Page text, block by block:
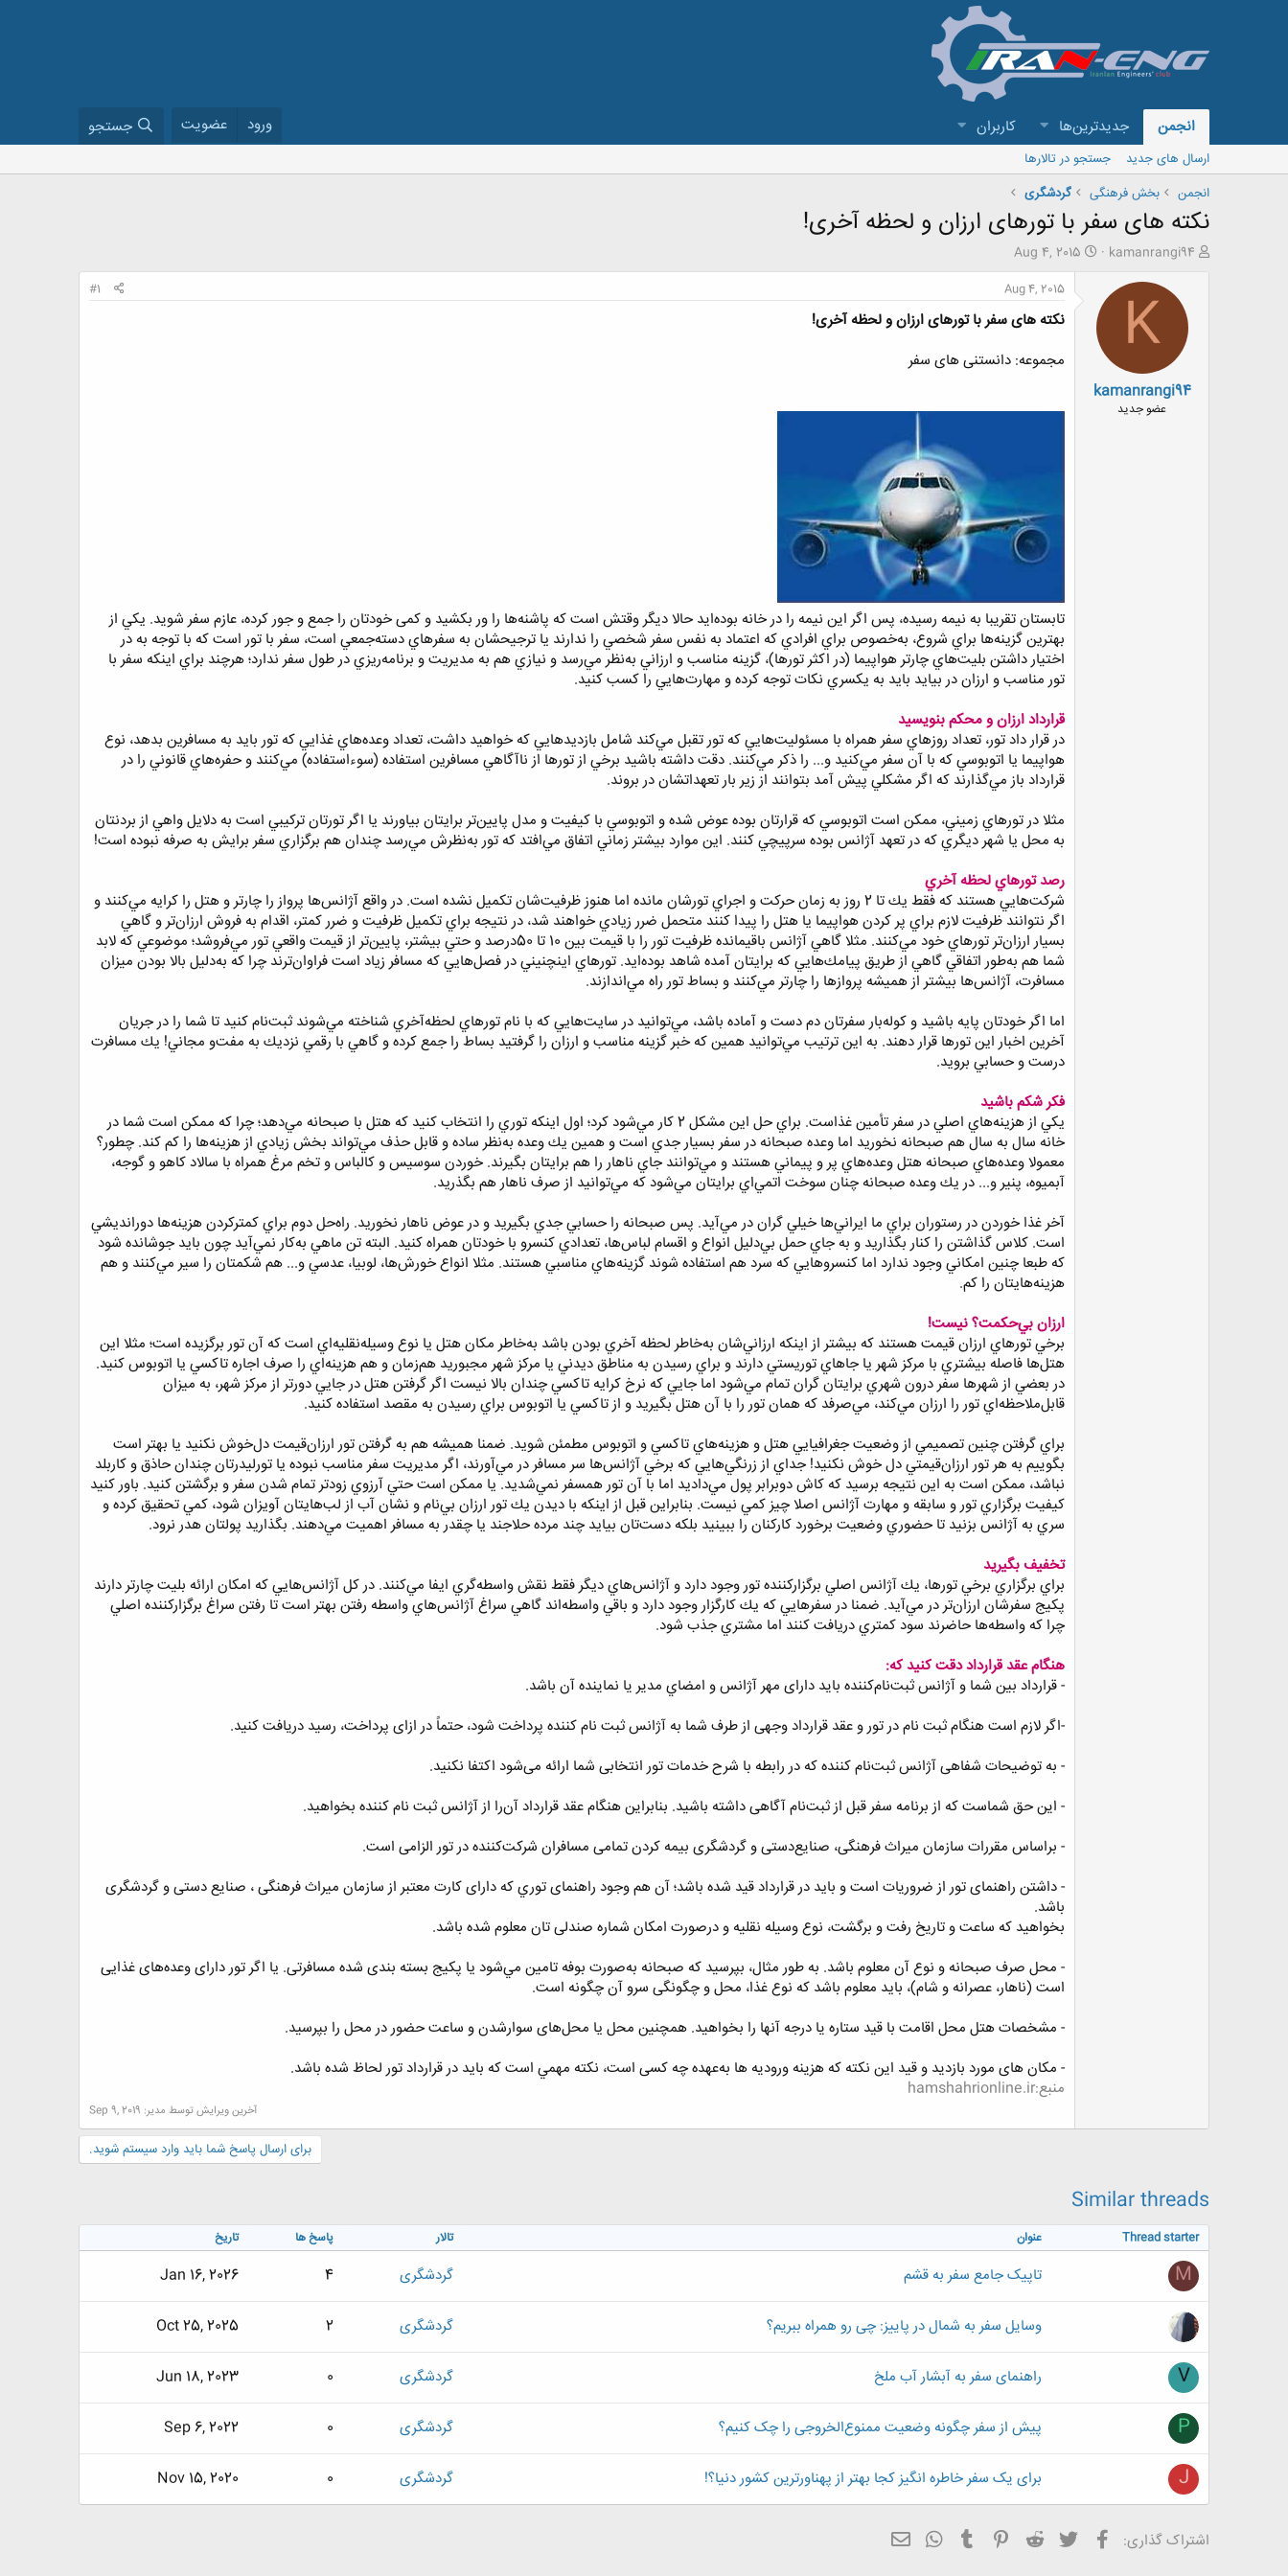
انجمن جدیدترین‌ها کاربران ورود عضویت جستجو
ارسال های جدید
جستجو در تالارها
انجمن
بخش فرهنگی گردشگری
نکته های سفر با تورهای ارزان و لحظه آخری!
ش
ه
kamanrangi94
ت
ی
Aug 4, 2015
K
kamanrangi94
عضو جدید
Aug 4, 2015
#1
نکته های سفر با تورهای ارزان و لحظه آخری!
مجموعه: دانستنی های سفر
تابستان تقریبا به نیمه رسیده، پس اگر این نیمه را در خانه بوده‌اید حالا دیگر وقتش است که پاشنه‌ها را ور بکشید و کمی خودتان را جمع و جور کرده، عازم سفر شوید. يكي از
بهترين گزينه‌ها براي شروع، به‌خصوص براي افرادي كه اعتماد به نفس سفر شخصي را ندارند يا ترجيحشان به سفرهاي دسته‌جمعي است، سفر با تور است كه با توجه به در
اختيار داشتن بليت‌هاي چارتر هواپيما (در اكثر تورها)، گزينه مناسب و ارزاني به‌نظر مي‌رسد و نيازي هم به مديريت و برنامه‌ريزي در طول سفر ندارد؛ هرچند براي اينكه سفر با
تور مناسب و ارزان در بيايد بايد به يكسري نكات توجه كرده و مهارت‌هايي را كسب كنيد.
قرارداد ارزان و محكم بنويسيد
در قرار داد تور، تعداد روزهاي سفر همراه با مسئوليت‌هايي كه تور تقبل مي‌كند شامل بازديدهايي كه خواهيد داشت، تعداد وعده‌هاي غذايي كه تور بايد به مسافرين بدهد، نوع
هواپيما يا اتوبوسي كه با آن سفر مي‌كنيد و... را ذكر مي‌كنند. دقت داشته باشيد برخي از تورها از ناآگاهي مسافرين استفاده (سوءاستفاده) مي‌كنند و حفره‌هاي قانوني را در
قرارداد باز مي‌گذارند كه اگر مشكلي پيش آمد بتوانند از زير بار تعهداتشان در بروند.
مثلا در تورهاي زميني، ممكن است اتوبوسي كه قرارتان بوده عوض شده و اتوبوسي با كيفيت و مدل پايين‌تر برايتان بياورند يا اگر تورتان تركيبي است به دلايل واهي از بردنتان
به محل يا شهر ديگري كه در تعهد آژانس بوده سرپيچي كنند. اين موارد بيشتر زماني اتفاق مي‌افتد كه تور به‌نظرش مي‌رسد چندان هم برگزاري سفر برايش به صرفه نبوده است!
رصد تورهاي لحظه آخري
شركت‌هايي هستند كه فقط يك تا 2 روز به زمان حركت و اجراي تورشان مانده اما هنوز ظرفيت‌شان تكميل نشده است. در واقع آژانس‌ها پرواز را چارتر و هتل را كرايه مي‌كنند و
اگر نتوانند ظرفيت لازم براي پر كردن هواپيما يا هتل را پيدا كنند متحمل ضرر زيادي خواهند شد، در نتيجه براي تكميل ظرفيت و ضرر كمتر، اقدام به فروش ارزان‌تر و گاهي
بسيار ارزان‌تر تورهاي خود مي‌كنند. مثلا گاهي آژانس باقيمانده ظرفيت تور را با قيمت بين 10 تا 50درصد و حتي بيشتر، پايين‌تر از قيمت واقعي تور مي‌فروشد؛ موضوعي كه لابد
شما هم به‌طور اتفاقي گاهي از طريق پيامك‌هايي كه برايتان آمده شاهد بوده‌ايد. تورهاي اينچنيني در فصل‌هايي كه مسافر زياد است فراوان‌ترند چرا كه به‌دليل بالا بودن ميزان
مسافرت، آژانس‌ها بيشتر از هميشه پرواز‌ها را چارتر مي‌كنند و بساط تور راه مي‌اندازند.
اما اگر خودتان پايه باشيد و كوله‌بار سفرتان دم دست و آماده باشد، مي‌توانيد در سايت‌هايي كه با نام تورهاي لحظه‌آخري شناخته مي‌شوند ثبت‌نام كنيد تا شما را در جريان
آخرين اخبار اين تورها قرار دهند. به اين ترتيب مي‌توانيد همين كه خبر گزينه مناسب و ارزان را گرفتيد بساط را جمع كرده و گاهي با رقمي نزديك به مفت‌و مجاني! يك مسافرت
درست و حسابي برويد.
فكر شكم باشيد
يكي از هزينه‌هاي اصلي در سفر تأمين غذاست. براي حل اين مشكل 2 كار مي‌شود كرد؛ اول اينكه توري را انتخاب كنيد كه هتل با صبحانه مي‌دهد؛ چرا كه ممكن است شما در
خانه سال به سال هم صبحانه نخوريد اما وعده صبحانه در سفر بسيار جدي است و همين يك وعده به‌نظر ساده و قابل حذف مي‌تواند بخش زيادي از هزينه‌ها را كم كند. چطور؟
معمولا وعده‌هاي صبحانه هتل وعده‌هاي پر و پيماني هستند و مي‌توانند جاي ناهار را هم برايتان بگيرند. خوردن سوسيس و كالباس و تخم مرغ همراه با سالاد كاهو و گوجه،
آبميوه، پنير و... در يك وعده صبحانه چنان سوخت اتمي‌اي برايتان مي‌شود كه مي‌توانيد از صرف ناهار هم بگذريد.
آخر غذا خوردن در رستوران براي ما ايراني‌ها خيلي گران در مي‌آيد. پس صبحانه را حسابي جدي بگيريد و در عوض ناهار نخوريد. راه‌حل دوم براي كمتركردن هزينه‌ها دورانديشي
است. كلاس گذاشتن را كنار بگذاريد و به جاي حمل بي‌دليل انواع و اقسام لباس‌ها، تعدادي كنسرو با خودتان همراه كنيد. البته تن ماهي به‌كار نمي‌آيد چون بايد جوشانده شود
كه طبعا چنين امكاني وجود ندارد اما كنسروهايي كه سرد هم استفاده شوند گزينه‌هاي مناسبي هستند. مثلا انواع خورش‌ها، لوبيا، عدسي و... هم شكمتان را سير مي‌كنند و هم
هزينه‌هايتان را كم.
ارزان بي‌حكمت؟ نيست!
برخي تورهاي ارزان قيمت هستند كه بيشتر از اينكه ارزاني‌شان به‌خاطر لحظه آخري بودن باشد به‌خاطر مكان هتل يا نوع وسيله‌نقليه‌اي است كه آن تور برگزيده است؛ مثلا اين
هتل‌ها فاصله بيشتري با مركز شهر يا جاهاي توريستي دارند و براي رسيدن به مناطق ديدني يا مركز شهر مجبوريد هم‌زمان و هم هزينه‌اي را صرف اجاره تاكسي يا اتوبوس كنيد.
در بعضي از شهرها سفر درون شهري برايتان گران تمام مي‌شود اما جايي كه نرخ كرايه تاكسي چندان بالا نيست اگر گرفتن هتل در جايي دورتر از مركز شهر، به ميزان
قابل‌ملاحظه‌اي تور را ارزان مي‌كند، مي‌صرفد كه همان تور را با آن هتل بگيريد و از تاكسي يا اتوبوس براي رسيدن به مقصد استفاده كنيد.
براي گرفتن چنين تصميمي از وضعيت جغرافيايي هتل و هزينه‌هاي تاكسي و اتوبوس مطمئن شويد. ضمنا هميشه هم به گرفتن تور ارزان‌قيمت دل‌خوش نكنيد يا بهتر است
بگوييم به هر تور ارزان‌قيمتي دل خوش نكنيد! جداي از زرنگي‌هايي كه برخي آژانس‌ها سر مسافر در مي‌آورند، اگر مديريت سفر مناسب نبوده يا تورليدرتان چندان حاذق و كاربلد
نباشد، ممكن است به اين نتيجه برسيد كه كاش دوبرابر پول مي‌داديد اما با آن تور همسفر نمي‌شديد. يا ممكن است حتي آرزوي زودتر تمام شدن سفر و برگشتن كنيد. باور كنيد
كيفيت برگزاري تور و سابقه و مهارت آژانس اصلا چيز كمي نيست. بنابراين قبل از اينكه با ديدن يك تور ارزان بي‌نام و نشان آب از لب‌هايتان آويزان شود، كمي تحقيق كرده و
سري به آژانس بزنيد تا حضوري وضعيت برخورد كاركنان را ببينيد بلكه دست‌تان بيايد چند مرده حلاجند يا چقدر به مسافر اهميت مي‌دهند. بگذاريد پولتان هدر نرود.
تخفيف بگيريد
براي برگزاري برخي تورها، يك آژانس اصلي برگزار‌كننده تور وجود دارد و آژانس‌هاي ديگر فقط نقش واسطه‌گري ايفا مي‌كنند. در كل آژانس‌هايي كه امكان ارائه بليت چارتر دارند
پكيج سفرشان ارزان‌تر در مي‌آيد. ضمنا در سفرهايي كه يك كارگزار وجود دارد و باقي واسطه‌اند گاهي سراغ آژانس‌هاي واسطه رفتن بهتر است تا رفتن سراغ برگزار‌كننده اصلي
چرا كه واسطه‌ها حاضرند سود كمتري دريافت كنند اما مشتري جذب شود.
هنگام عقد قرارداد دقت كنيد كه:
- قرارداد بین شما و آژانس ثبت‌نام‌کننده باید دارای مهر آژانس و امضاي مدیر یا نماینده آن باشد.
-اگر لازم است هنگام ثبت نام در تور و عقد قرارداد وجهی از طرف شما به آژانس ثبت نام کننده پرداخت شود، حتماً در ازای پرداخت، رسید دریافت كنيد.
- به توضیحات شفاهی آژانس ثبت‌نام کننده که در رابطه با شرح خدمات تور انتخابی شما ارائه می‌شود اکتفا نكنید.
- این حق شماست که از برنامه سفر قبل از ثبت‌نام آگاهی داشته باشید. بنابراین هنگام عقد قرارداد آن‌را از آژانس ثبت نام کننده بخواهید.
- براساس مقررات سازمان میراث فرهنگى، صنایع‌دستى و گردشگرى بیمه کردن تمامی مسافران شرکت‌کننده در تور الزامی است.
- داشتن راهنمای تور از ضروریات است و بايد در قرارداد قيد شده باشد؛ آن هم وجود راهنمای توري که دارای کارت معتبر از سازمان میراث فرهنگی ، صنایع دستی و گردشگری
باشد.
بخواهيد كه ساعت و تاریخ رفت و برگشت، نوع وسيله نقليه و درصورت امکان شماره صندلی تان معلوم شده باشد.
- محل صرف صبحانه و نوع آن معلوم باشد. به طور مثال، بپرسيد كه صبحانه به‌صورت بوفه تامين مي‌شود يا پکیج بسته بندی شده مسافرتی. يا اگر تور دارای وعده‌های غذايی
است (ناهار، عصرانه و شام)، بايد معلوم باشد كه نوع غذا، محل و چگونگی سرو آن چگونه است.
- مشخصات هتل محل اقامت با قید ستاره یا درجه آنها را بخواهيد. همچنين محل يا محل‌های سوارشدن و ساعت حضور در محل را بپرسيد.
- مکان های مورد بازدید و قید این نکته که هزینه ورودیه ها به‌عهده چه کسی است، نكته مهمي است كه بايد در قرارداد تور لحاظ شده باشد.
منبع:hamshahrionline.ir
آخرین ویرایش توسط مدیر: Sep 9, 2019
برای ارسال پاسخ شما باید وارد سیستم شوید.
Similar threads
Thread starter عنوان تالار پاسخ ها تاریخ
M تاپیک جامع سفر به قشم گردشگری 4
Jan 16, 2026
وسایل سفر به شمال در پاییز: چی رو همراه ببریم؟ گردشگری 2
Oct 25, 2025
V راهنمای سفر به آبشار آب ملخ گردشگری 0
Jun 18, 2023
P پیش از سفر چگونه وضعیت ممنوع‌الخروجی را چک کنیم؟ گردشگری 0
Sep 6, 2022
J برای یک سفر خاطره انگیز کجا بهتر از پهناورترین کشور دنیا؟! گردشگری 0
Nov 15, 2020
اشتراک گذاری: فیسبوکتویتر Reddit
Pinterest
Tumblr
WhatsApp